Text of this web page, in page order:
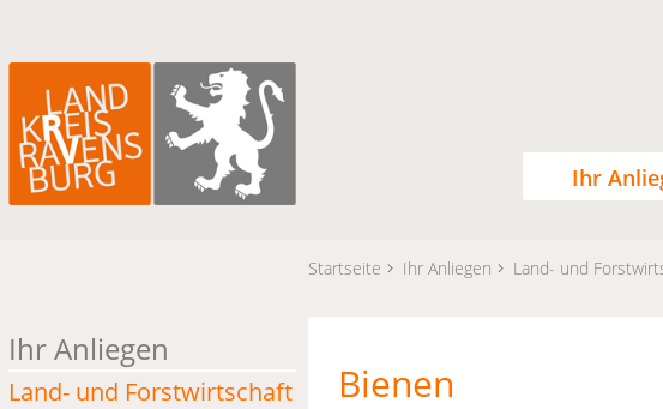
Ihr
Startseite Ihr Anliegen Land- und
Ihr Anliegen
Land- und Forstwirtschaft Bienen